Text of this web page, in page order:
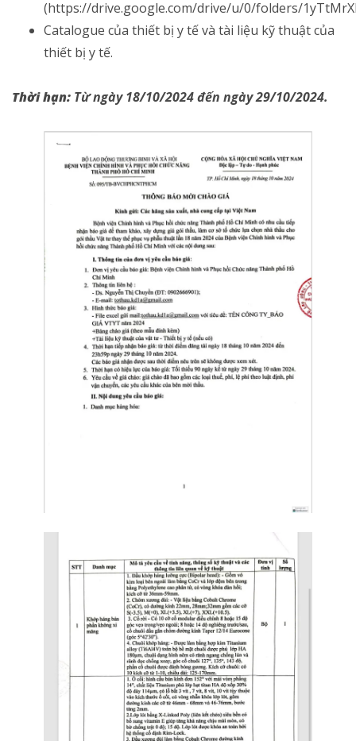
(https://drive.google.com/drive/u/0/folders/
Catalogue của thiết bị y tế và tài liệu kỹ thuật của
thiết bị y tế.
Thời hạn: Từ ngày 18/10/2024 đến ngày 29/10/2024.